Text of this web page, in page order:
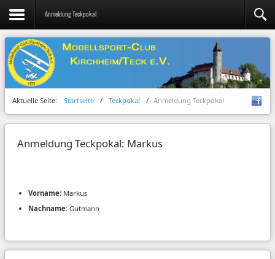
Anmeldung Teckpokal
Aktuelle Seite: Startseite / Teckpokal / Anmeldung Teckpokal
Anmeldung Teckpokal: Markus
Vorname: Markus
Nachname: Gutmann